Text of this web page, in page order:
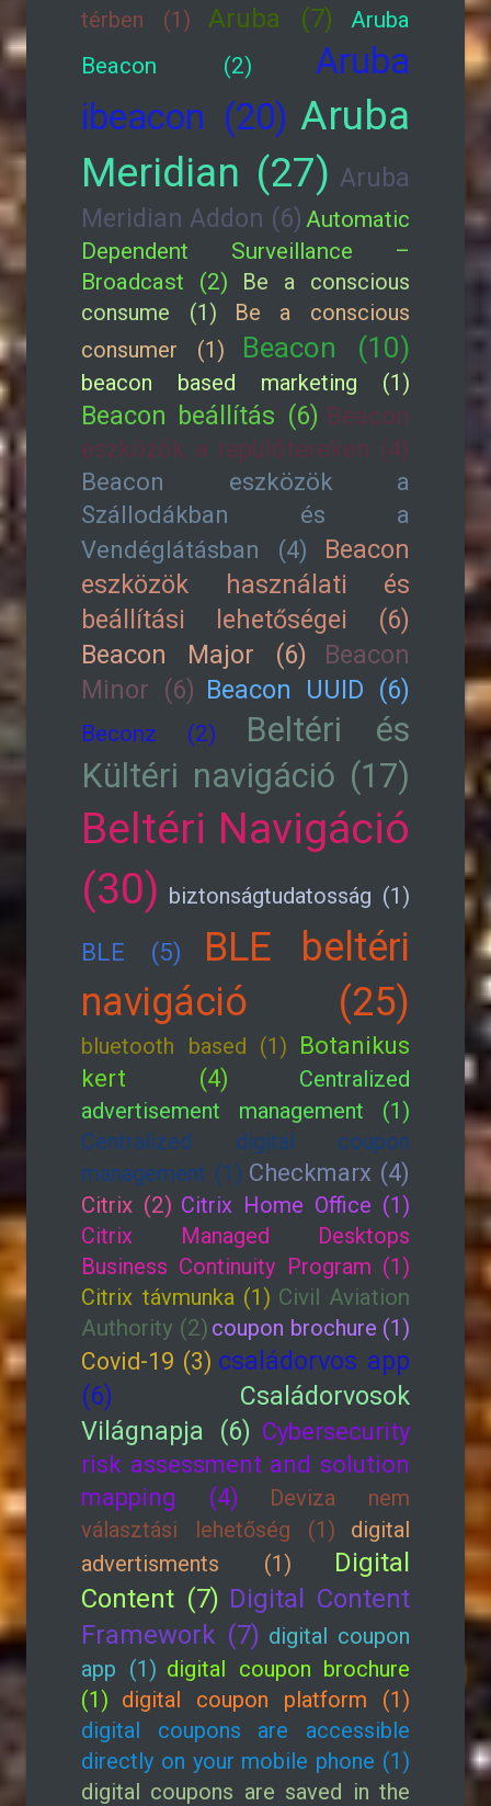
térben (1)
Aruba (7)
Aruba
Beacon (2)
Aruba
ibeacon (20) Aruba
Meridian (27) Aruba
Meridian Addon (6) Automatic
Dependent Surveillance –
Broadcast (2)
Be a conscious
consume (1)
Be a conscious
consumer (1)
Beacon (10)
beacon based marketing (1)
Beacon beállítás (6) Beacon
eszközök a repülőtereken (4)
Beacon eszközök a
Szállodákban és a
Vendéglátásban (4)
Beacon
eszközök használati és
beállítási lehetőségei (6)
Beacon Major (6)
Beacon
Minor (6) Beacon UUID (6)
Beconz (2)
Beltéri és
Kültéri navigáció (17)
Beltéri Navigáció
(30) biztonságtudatosság (1)
BLE (5)
BLE beltéri
navigáció (25)
bluetooth based (1) Botanikus
kert (4)
Centralized
advertisement management (1)
Centralized digital coupon
management (1) Checkmarx (4)
Citrix (2) Citrix Home Office (1)
Citrix Managed Desktops
Business Continuity Program (1)
Citrix távmunka (1) Civil Aviation
Authority (2) coupon brochure (1)
Covid-19 (3) családorvos app
(6)
Családorvosok
Világnapja (6) Cybersecurity
risk assessment and solution
mapping (4)
Deviza nem
választási lehetőség (1)
digital
advertisments (1)
Digital
Content (7) Digital Content
Framework (7) digital coupon
app (1) digital coupon brochure
(1) digital coupon platform (1)
digital coupons are accessible
directly on your mobile phone (1)
digital coupons are saved in the